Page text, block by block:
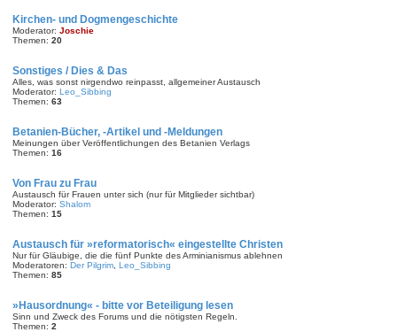
Kirchen- und Dogmengeschichte
Moderator: Joschie
Themen: 20
Sonstiges / Dies & Das
Alles, was sonst nirgendwo reinpasst, allgemeiner Austausch
Moderator: Leo_Sibbing
Themen: 63
Betanien-Bücher, -Artikel und -Meldungen
Meinungen über Veröffentlichungen des Betanien Verlags
Themen: 16
Von Frau zu Frau
Austausch für Frauen unter sich (nur für Mitglieder sichtbar)
Moderator: Shalom
Themen: 15
Austausch für »reformatorisch« eingestellte Christen
Nur für Gläubige, die die fünf Punkte des Arminianismus ablehnen
Moderatoren: Der Pilgrim Leo_Sibbing
Themen: 85
»Hausordnung« - bitte vor Beteiligung lesen
Sinn und Zweck des Forums und die nötigsten Regeln.
Themen: 2